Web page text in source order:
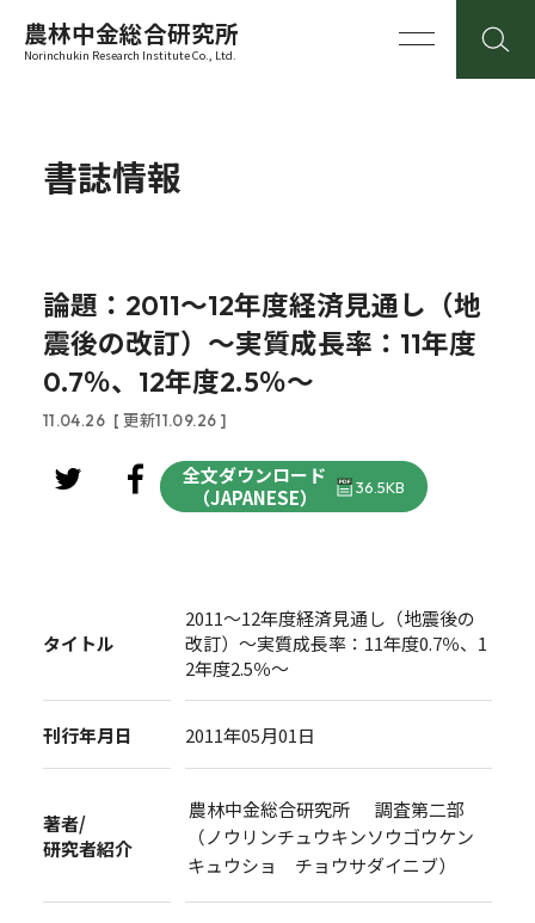
農林中金総合研究所
Norinchukin Research Institute Co., Ltd.
書誌情報
論題：2011～12年度経済見通し（地
震後の改訂）～実質成長率：11年度
0.7％、12年度2.5％～
11.04.26 [ 更新11.09.26 ]
全文ダウンロード
（JAPANESE）
36.5KB
タイトル
2011～12年度経済見通し（地震後の
改訂）～実質成長率：11年度0.7％、1
2年度2.5％～
刊行年月日 2011年05月01日
著者/
研究者紹介
農林中金総合研究所 調査第二部
（ノウリンチュウキンソウゴウケン
キュウショ チョウサダイニブ）